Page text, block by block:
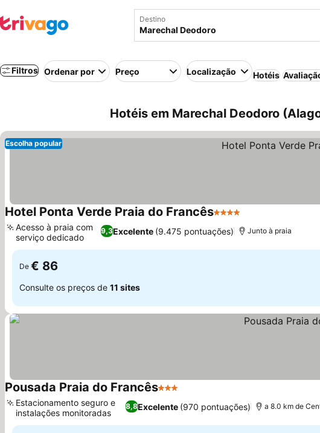
Destino
Filtros Ordenar por Preço Localização Hotéis
Hotéis em Marechal Deodoro
Escolha popular
Hotel Ponta Verde Praia do Francês4 Estrelas
9,3Excelente (9.475 pontuações)
Acesso à praia com
serviço dedicado
Junto à praia
De € 86
Consulte os preços de 11 sites
Pousada Praia do Francês3 Estrelas
8,8Excelente (970 pontuações)
Estacionamento seguro e
instalações monitoradas
a 8.0 km de